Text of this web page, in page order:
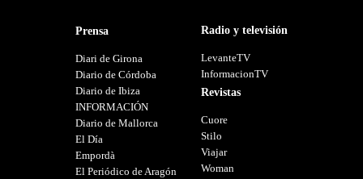
Prensa
Diari de Girona
Diario de Córdoba
Diario de Ibiza
INFORMACIÓN
Diario de Mallorca
El Día
Empordà
El Periódico de Aragón
Radio y televisión
LevanteTV
InformacionTV
Revistas
Cuore
Stilo
Viajar
Woman